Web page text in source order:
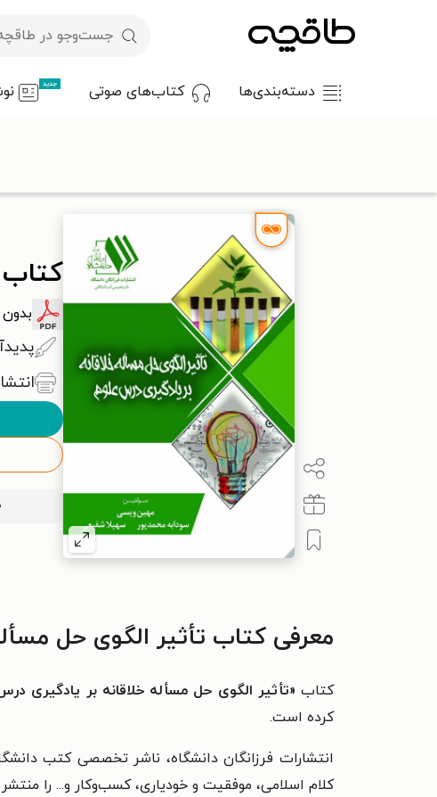
دسته‌بندی‌ها کتاب‌های صوتی جدید
کتاب
بدون
معرفی کتاب تأثیر الگوی حل
کتاب«تأثیر الگوی حل مسأله خلاقانه بر یادگیری
کرده است.
انتشارات فرزانگان دانشگاه، ناشر تخصصی کتب
کلام اسلامی، موفقیت و خودیاری، کسب‌وکار و... را